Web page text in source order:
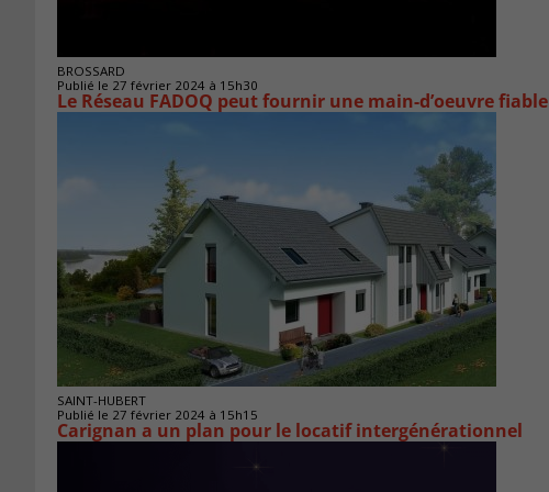
BROSSARD
Publié le 27 février 2024 à 15h30
Le Réseau FADOQ peut fournir une main-d’oeuvre fiable
SAINT-HUBERT
Publié le 27 février 2024 à 15h15
Carignan a un plan pour le locatif intergénérationnel